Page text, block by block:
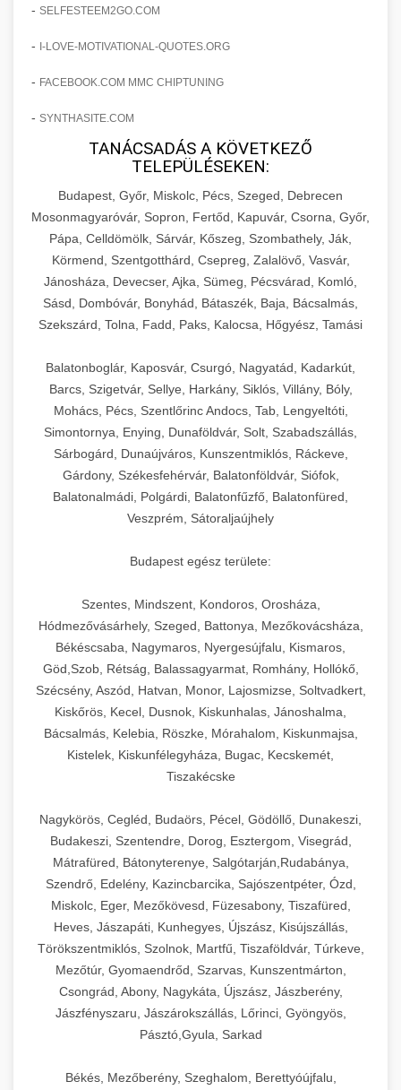
amelyek valós eredményeket hoznak.
szonyegtisztito.net
marketing stratégiai tervrajz
útjáról, bemutatva az utat a küzdő praxistól a
virágzó vállalkozásig 150%-os növekedéssel.
klinika átalakulási történet
Érdeklődés 150%-os Fokozása
Technikák és módszerek a páciensek
érdeklődésének és elkötelezettségének drámai
növeléséhez. Egy 150%-os fellendülési
esettanulmány gyakorlati betekintésekkel.
weboldal-keszites.co
elkötelezettség erősítési módszerek
🎮 19. AI Google Ads és Meta
Kampány Kezelés
Fejlett AI-alapú Google Ads és Meta hirdetési
kampánykezelés. Optimalizálja hirdetési
költségvetését gépi tanulással és
automatizálással.
aikampany.hu AI hirdetési automatizálás
🍞 20. Ipari Dagasztógép +
Professzionális ipari dagasztógépek és
tésztakeverő gépek pékségek és kereskedelmi
konyhák számára. Masszív konstrukció
megbízható teljesítményhez.
chef-iparikonyhagepek.hu
kereskedelmi tésztakeverő
🔪 21. Ipari Szeletelőgép +
Ipari hús- és sajtszeletelő gépek professzionális
élelmiszer-előkészítéshez. Precíziós vágás
állítható vastagság beállítással.
chef-iparikonyhagepek.hu
professzionális élelmiszer szeletelő
📦 22. Vákuumozó Gép +
Kereskedelmi vákuumcsomagoló berendezések
élelmiszerek tartósításához. Hosszabbítsa a
szavatossági időt és tartsa meg a termék
frissességét.
🎁 23. Vákuumfóliázó Gép +
Ipari vákuumfóliázó gépek professzionális
Hatékony lezárási és tartósítási megoldások.
chef-iparikonyhagepek.hu
kereskedelmi csomagoló gép
professzionális konyhák számára. Nagy
kapacitású sütő- és főzőberendezés precíz
hőmérséklet-szabályozással.
chef-iparikonyhagepek.hu
kereskedelmi sütősütő
❄️ 25. Ipari Hűtőszekrény +
Professzionális hűtőegységek és hűtőkamrák
kereskedelmi konyhák számára.
Energiahatékony hűtési megoldások nagy
kapacitással.
chef-iparikonyhagepek.hu
💧 26. Ipari Mosogatógép +
Kereskedelmi mosogatóberendezések nagy
forgalmú éttermi műveletekhez. Gyors tisztítási
ciklusok fertőtlenítési képességekkel.
chef-iparikonyhagepek.hu
🧀 27. Ipari Sajtreszelő Gép +
élelmiszer-előkészítéshez. Különböző reszelési
méretek különböző alkalmazásokhoz.
chef-iparikonyhagepek.hu
kereskedelmi sajtreszelő
🍳 28. Nagykonyhai
Berendezések
+
Teljes körű nagykonyhai berendezések és
professzionális vendéglátóipari kellékek.
Minden, ami szükséges éttermi és catering
műveletekhez.
chef-iparikonyhagepek.hu
kereskedelmi konyhai megoldások
- SELFESTEEM2GO.COM
- I-LOVE-MOTIVATIONAL-QUOTES.ORG
- FACEBOOK.COM MMC CHIPTUNING
- SYNTHASITE.COM
TANÁCSADÁS A KÖVETKEZŐ
TELEPÜLÉSEKEN:
Budapest, Győr, Miskolc, Pécs, Szeged, Debrecen
Mosonmagyaróvár, Sopron, Fertőd, Kapuvár, Csorna, Győr,
Pápa, Celldömölk, Sárvár, Kőszeg, Szombathely, Ják,
Körmend, Szentgotthárd, Csepreg, Zalalövő, Vasvár,
Jánosháza, Devecser, Ajka, Sümeg, Pécsvárad, Komló,
Sásd, Dombóvár, Bonyhád, Bátaszék, Baja, Bácsalmás,
Szekszárd, Tolna, Fadd, Paks, Kalocsa, Hőgyész, Tamási
Balatonboglár, Kaposvár, Csurgó, Nagyatád, Kadarkút,
Barcs, Szigetvár, Sellye, Harkány, Siklós, Villány, Bóly,
Mohács, Pécs, Szentlőrinc Andocs, Tab, Lengyeltóti,
Simontornya, Enying, Dunaföldvár, Solt, Szabadszállás,
Sárbogárd, Dunaújváros, Kunszentmiklós, Ráckeve,
Gárdony, Székesfehérvár, Balatonföldvár, Siófok,
Balatonalmádi, Polgárdi, Balatonfűzfő, Balatonfüred,
Veszprém, Sátoraljaújhely
Budapest egész területe:
Szentes, Mindszent, Kondoros, Orosháza,
Hódmezővásárhely, Szeged, Battonya, Mezőkovácsháza,
Békéscsaba, Nagymaros, Nyergesújfalu, Kismaros,
Göd,Szob, Rétság, Balassagyarmat, Romhány, Hollókő,
Szécsény, Aszód, Hatvan, Monor, Lajosmizse, Soltvadkert,
Kiskőrös, Kecel, Dusnok, Kiskunhalas, Jánoshalma,
Bácsalmás, Kelebia, Röszke, Mórahalom, Kiskunmajsa,
Kistelek, Kiskunfélegyháza, Bugac, Kecskemét,
Tiszakécske
Nagykörös, Cegléd, Budaörs, Pécel, Gödöllő, Dunakeszi,
Budakeszi, Szentendre, Dorog, Esztergom, Visegrád,
Mátrafüred, Bátonyterenye, Salgótarján,Rudabánya,
Szendrő, Edelény, Kazincbarcika, Sajószentpéter, Ózd,
Miskolc, Eger, Mezőkövesd, Füzesabony, Tiszafüred,
Heves, Jászapáti, Kunhegyes, Újszász, Kisújszállás,
Törökszentmiklós, Szolnok, Martfű, Tiszaföldvár, Túrkeve,
Mezőtúr, Gyomaendrőd, Szarvas, Kunszentmárton,
Csongrád, Abony, Nagykáta, Újszász, Jászberény,
Jászfényszaru, Jászárokszállás, Lőrinci, Gyöngyös,
Pásztó,Gyula, Sarkad
Békés, Mezőberény, Szeghalom, Berettyóújfalu,